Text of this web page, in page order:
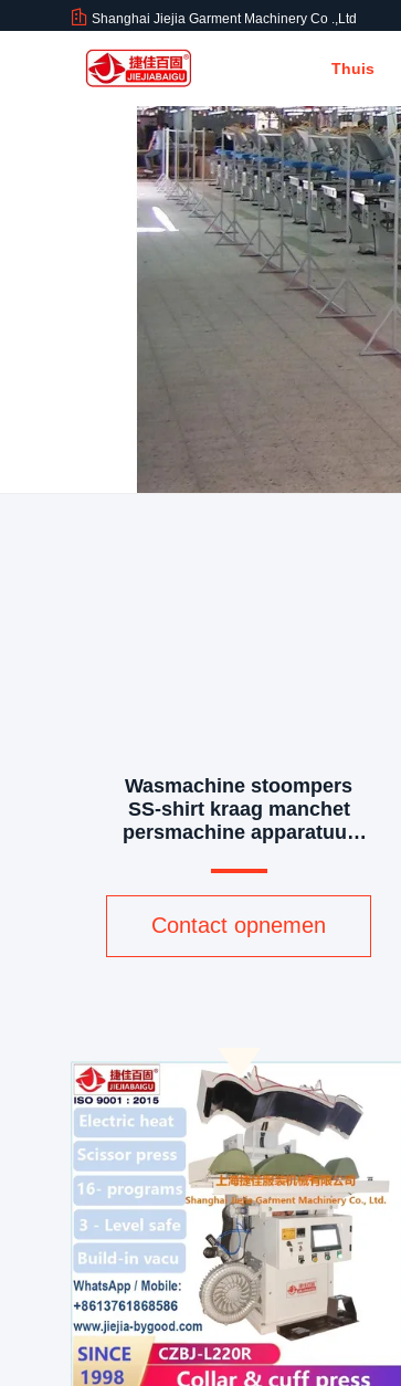
Shanghai Jiejia Garment Machinery Co .,ltd
Thuis
Wasmachine stoompers
SS-shirt kraag manchet
persmachine apparatuur
Contact opnemen